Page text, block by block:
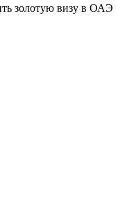
золотую визу в ОАЭ